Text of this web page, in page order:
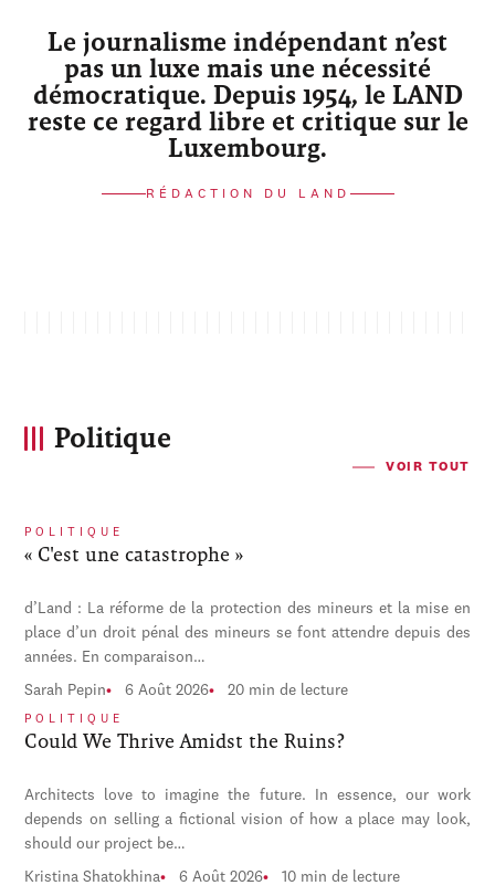
Le journalisme indépendant n’est
pas un luxe mais une nécessité
démocratique. Depuis 1954, le LAND
reste ce regard libre et critique sur le
Luxembourg.
RÉDACTION DU LAND
Politique
VOIR TOUT
POLITIQUE
« C'est une catastrophe »
d’Land : La réforme de la protection des mineurs et la mise en
place d’un droit pénal des mineurs se font attendre depuis des
années. En comparaison…
Sarah Pepin 6 Août 2026 20 min de lecture
POLITIQUE
Could We Thrive Amidst the Ruins?
Architects love to imagine the future. In essence, our work
depends on selling a fictional vision of how a place may look,
should our project be…
Kristina Shatokhina 6 Août 2026 10 min de lecture